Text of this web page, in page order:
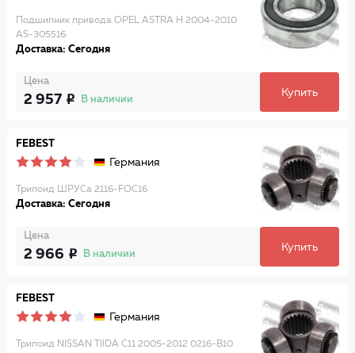
Подшипник привода OPEL ASTRA H 2004-2010
AS-305516
Доставка: Сегодня
Цена
2 957 В наличии
Купить
FEBEST
Германия
Трипоид ШРУСа 2116-FOC16
Доставка: Сегодня
Цена
2 966 В наличии
Купить
FEBEST
Германия
Трипоид NISSAN TIIDA C11 2005-2012 0216-B10